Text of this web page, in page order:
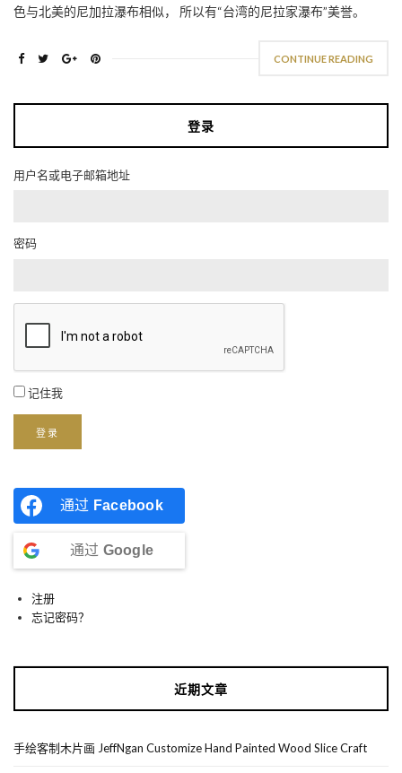
色与北美的尼加拉瀑布相似， 所以有“台湾的尼拉家瀑布”美誉。
CONTINUE READING
登录
用户名或电子邮箱地址
密码
记住我
登录
通过 Facebook
通过 Google
注册
忘记密码？
近期文章
手绘客制木片画 JeffNgan Customize Hand Painted Wood Slice Craft